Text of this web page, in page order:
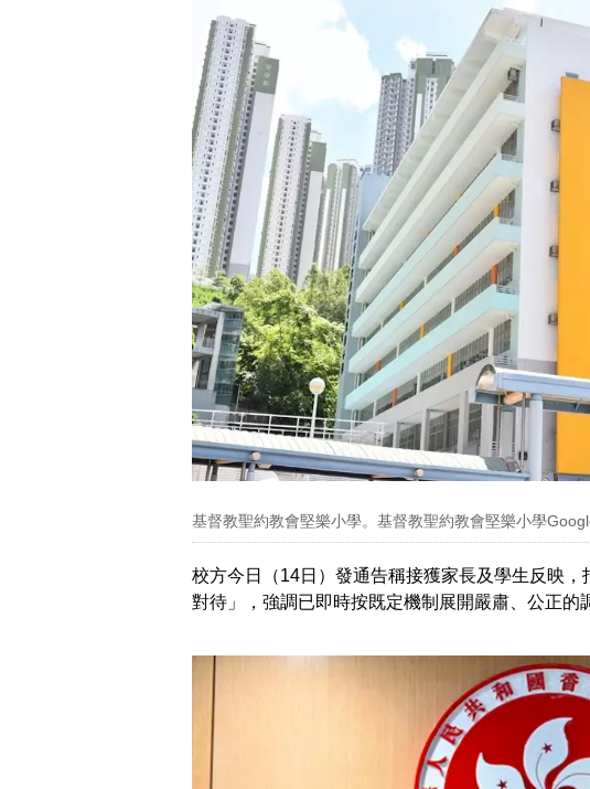
基督教聖約教會堅樂小學。基督教聖約教會堅樂小學
校方今日（14日）發通告稱接獲家長及學生反映
對待」，強調已即時按既定機制展開嚴肅、公正的